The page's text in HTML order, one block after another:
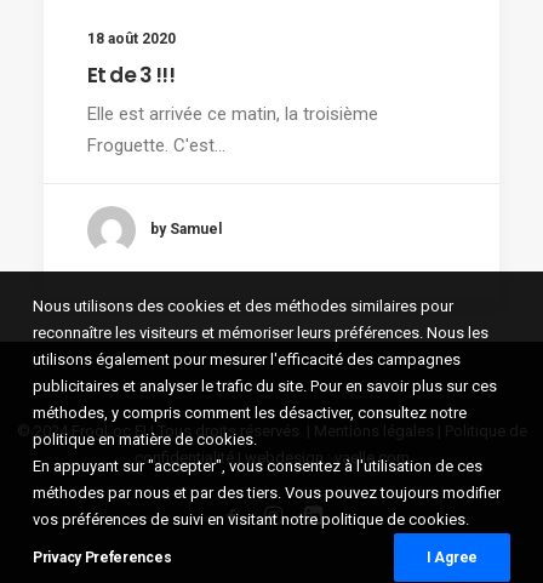
18 août 2020
Et de 3 !!!
Elle est arrivée ce matin, la troisième
Froguette. C'est…
by Samuel
© 2024 FrogLoc EI | Tous droits réservés. |
confidentialité
| webdesign : yaelle.com
Nous utilisons des cookies et des méthodes similaires pour
reconnaître les visiteurs et mémoriser leurs préférences. Nous les
utilisons également pour mesurer l'efficacité des campagnes
publicitaires et analyser le trafic du site. Pour en savoir plus sur ces
méthodes, y compris comment les désactiver, consultez notre
politique en matière de cookies.
En appuyant sur "accepter", vous consentez à l'utilisation de ces
méthodes par nous et par des tiers. Vous pouvez toujours modifier
vos préférences de suivi en visitant notre politique de cookies.
Privacy Preferences I Agree